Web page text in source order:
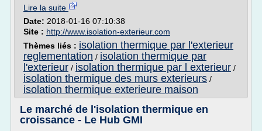
Lire la suite
Date: 2018-01-16 07:10:38
Site : http://www.isolation-exterieur.com
Thèmes liés : isolation thermique par l'exterieur
reglementation / isolation thermique par
l'exterieur / isolation thermique par l exterieur /
isolation thermique des murs exterieurs /
isolation thermique exterieure maison
Le marché de l'isolation thermique en
croissance - Le Hub GMI